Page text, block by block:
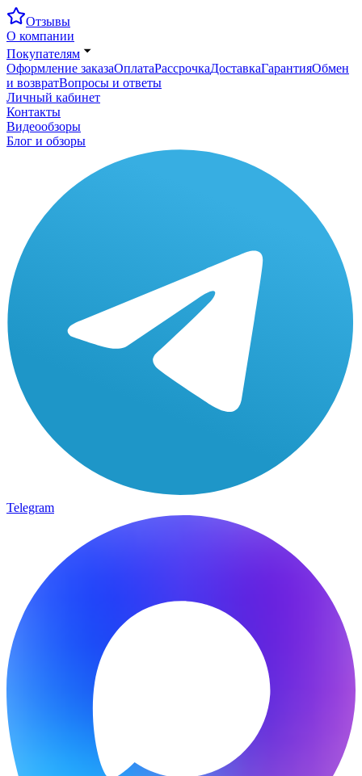
Отзывы
О компании
Покупателям
Оформление заказаОплатаРассрочкаДоставкаГарантияОбмен
и возвратВопросы и ответы
Личный кабинет
Контакты
Видеообзоры
Блог и обзоры
Telegram